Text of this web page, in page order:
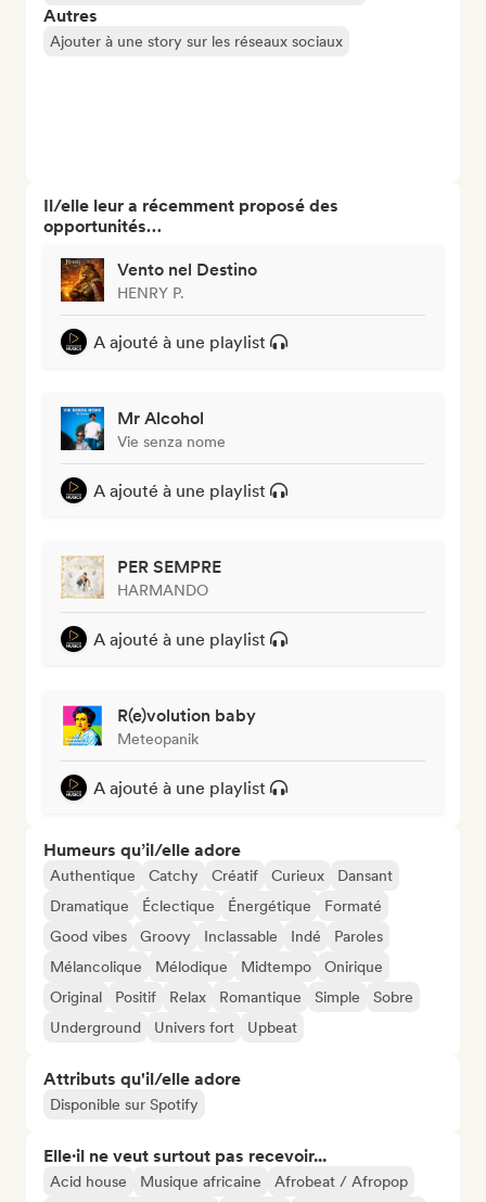
Autres
Ajouter à une story sur les réseaux sociaux
Il/elle leur a récemment proposé des
opportunités…
Vento nel Destino
HENRY P.
A ajouté à une playlist
Mr Alcohol
Vie senza nome
A ajouté à une playlist
PER SEMPRE
HARMANDO
A ajouté à une playlist
R(e)volution baby
Meteopanik
A ajouté à une playlist
Humeurs qu’il/elle adore
Authentique Catchy Créatif Curieux
Dansant
Dramatique
Éclectique Énergétique
Formaté
Good vibes
Groovy Inclassable Indé
Paroles
Mélancolique
Mélodique Midtempo
Onirique
Original
Positif Relax Romantique Simple
Sobre
Underground
Univers fort Upbeat
Attributs qu'il/elle adore
Disponible sur Spotify
Elle·il ne veut surtout pas recevoir...
Acid house Musique africaine Afrobeat / Afropop